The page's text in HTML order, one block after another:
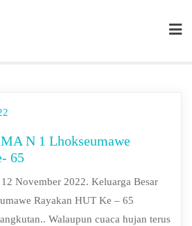
N 1 Lhokseumawe
65
November 2022. Keluarga Besar
Rayakan HUT Ke – 65
Walaupun cuaca hujan terus